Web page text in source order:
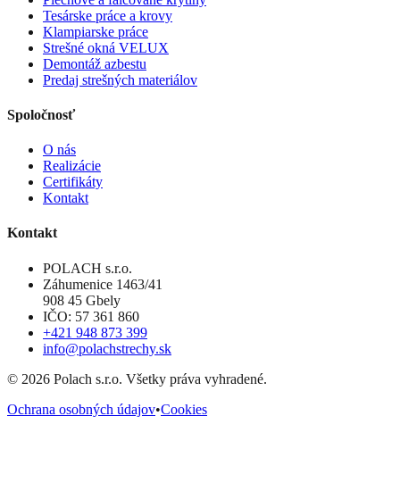
Tesárske práce a krovy
Klampiarske práce
Strešné okná VELUX
Demontáž azbestu
Predaj strešných materiálov
Spoločnosť
O nás
Realizácie
Certifikáty
Kontakt
Kontakt
POLACH s.r.o.
Záhumenice 1463/41
908 45 Gbely
IČO: 57 361 860
+421 948 873 399
info@polachstrechy.sk
© 2026 Polach s.r.o. Všetky práva vyhradené.
Ochrana osobných údajov•Cookies